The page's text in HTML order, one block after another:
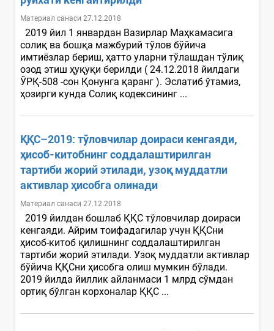
Материал санаси 27.12.2018
2019 йил 1 январдан Вазирлар Маҳкамасига
солиқ ва бошқа мажбурий тўлов бўйича
имтиёзлар бериш, ҳатто уларни тўлашдан тўлиқ
озод этиш ҳуқуқи берилди ( 24.12.2018 йилдаги
ЎРҚ-508 -сон Қонунга қаранг ). Эслатиб ўтамиз,
ҳозирги кунда Солиқ кодексининг ...
ҚҚС–2019: тўловчилар доираси кенгаяди,
ҳисоб-китобнинг соддалаштирилган
тартиби жорий этилади, узоқ муддатли
активлар ҳисобга олинади
Материал санаси 27.12.2018
2019 йилдан бошлаб ҚҚС тўловчилар доираси
кенгаяди. Айрим тоифадагилар учун ҚҚСни
ҳисоб-китоб қилишнинг соддалаштирилган
тартиби жорий этилади. Узоқ муддатли активлар
бўйича ҚҚСни ҳисобга олиш мумкин бўлади.
2019 йилда йиллик айланмаси 1 млрд сўмдан
ортиқ бўлган корхоналар ҚҚС ...